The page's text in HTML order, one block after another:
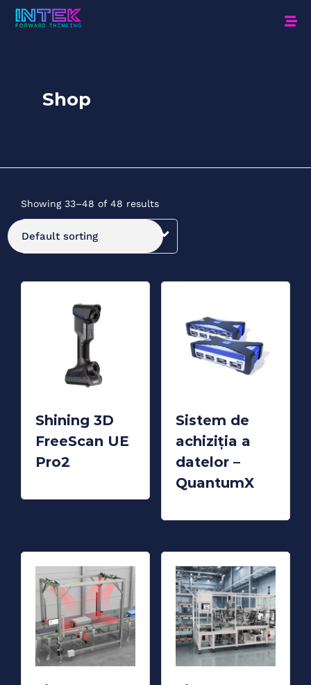
Shop
Showing 33–48 of 48 results
Shining 3D
FreeScan UE
Pro2
Sistem de
achiziția a
datelor –
QuantumX